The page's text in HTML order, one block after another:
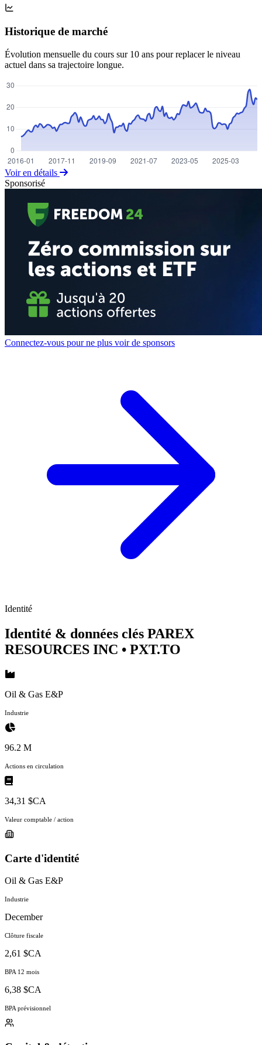
Historique de marché
Évolution mensuelle du cours sur 10 ans pour replacer le niveau
actuel dans sa trajectoire longue.
Voir en détails
Sponsorisé
Connectez-vous pour ne plus voir de sponsors
Identité
Identité & données clés PAREX
RESOURCES INC • PXT.TO
Oil & Gas E&P
Industrie
96.2 M
Actions en circulation
34,31 $CA
Valeur comptable / action
Carte d'identité
Oil & Gas E&P
Industrie
December
Clôture fiscale
2,61 $CA
BPA 12 mois
6,38 $CA
BPA prévisionnel